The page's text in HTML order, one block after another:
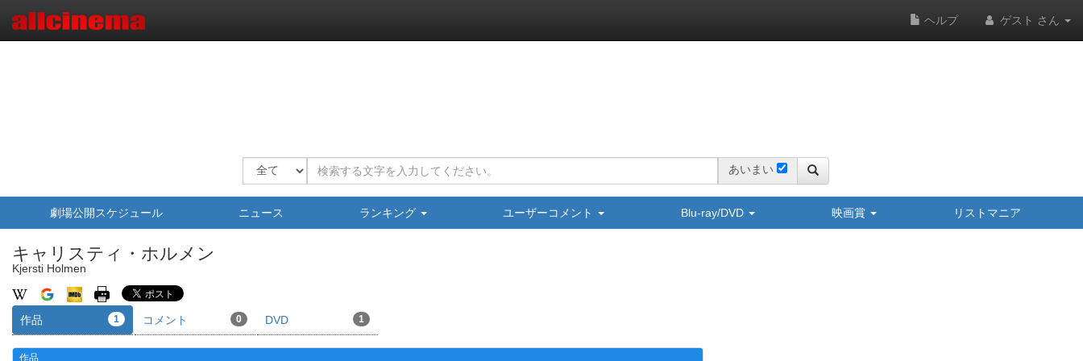
ヘルプ ゲスト さん
あいまい
劇場公開スケジュール ニュース ランキング ユーザーコメント Blu-ray/DVD 映画賞 リストマニア
キャリスティ・ホルメン
Kjersti Holmen
作品 1 コメント 0 DVD 1
作品